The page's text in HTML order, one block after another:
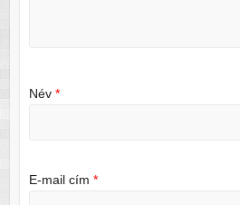
Név *
E-mail cím *